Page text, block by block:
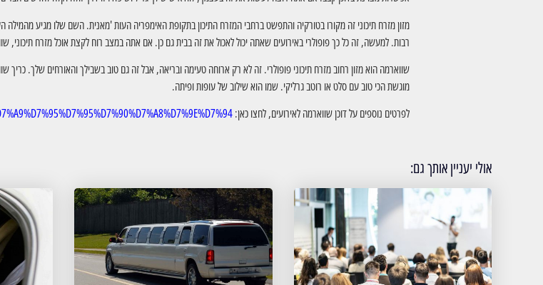
מזון מזרח תיכוני זה מקורו בטורקיה והתפשט ברחבי המזרח התיכון בתקופת האימפריה העות 'מאנית. השם שלו מגיע מהמילה
רבות. למעשה, זה כל כך פופולרי באירועים שאתה יכול לאכול את זה בבית גם כן. אם אתה במצב רוח לקצת אוכל מזרח תיכוני,
שווארמה הוא מזון רחוב מזרח תיכוני פופולרי. זה לא רק ארוחה טעימה ובריאה, אבל זה גם טוב בשבילך והאורחים שלך.
מוגשת הכי טוב עם סלט או רוטב גרליקי. שמו הוא שילוב של עופות ופיתה.
לפרטים נוספים על דוכן שווארמה לאירועים, לחצו כאן:
אולי יעניין אותך גם: